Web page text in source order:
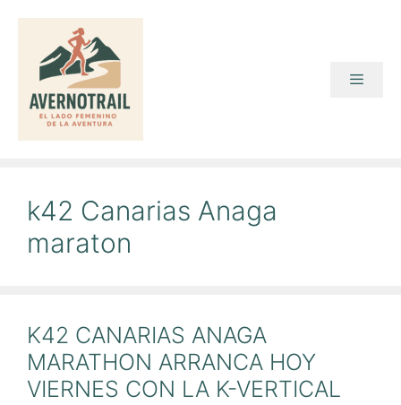
contenido
k42 Canarias Anaga
maraton
K42 CANARIAS ANAGA
MARATHON ARRANCA HOY
VIERNES CON LA K-VERTICAL